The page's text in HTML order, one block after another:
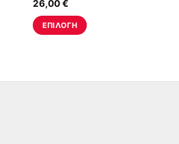
26,00€
ΕΠΙΛΟΓΉ
έχει